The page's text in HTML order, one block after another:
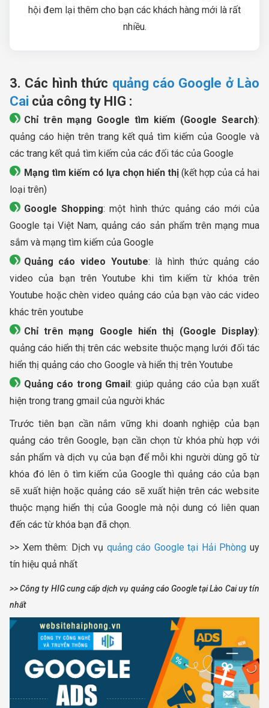
hội đem lại thêm cho bạn các khách hàng mới là rất
nhiều.
3. Các hình thức quảng cáo Google ở Lào
Cai của công ty HIG :
Chỉ trên mạng Google tìm kiếm (Google Search):
quảng cáo hiện trên trang kết quả tìm kiếm của Google và
các trang kết quả tìm kiếm của các đối tác của Google
Mạng tìm kiếm có lựa chọn hiển thị(kết hợp của cả hai
loại trên)
Google Shopping: một hình thức quảng cáo mới của
Google tại Việt Nam, quảng cáo sản phẩm trên mạng mua
sắm và mạng tìm kiếm của Google
Quảng cáo video Youtube: là hình thức quảng cáo
video của bạn trên Youtube khi tìm kiếm từ khóa trên
Youtube hoặc chèn video quảng cáo của bạn vào các video
khác trên youtube
Chỉ trên mạng Google hiển thị (Google Display):
quảng cáo hiển thị trên các website thuộc mạng lưới đối tác
hiển thị quảng cáo cho Google và hiển thị trên Youtube
Quảng cáo trong Gmail: giúp quảng cáo của bạn xuất
hiện trong trang gmail của người khác
Trước tiên bạn cần nắm vững khi doanh nghiệp của bạn
quảng cáo trên Google, bạn cần chọn từ khóa phù hợp với
sản phẩm và dịch vụ của bạn để mỗi khi người dùng gõ từ
khóa đó lên ô tìm kiếm của Google thì quảng cáo của bạn
sẽ xuất hiện hoặc quảng cáo sẽ xuất hiện trên các website
thuộc mạng hiển thị của Google mà nội dung có liên quan
đến các từ khóa bạn đã chọn.
>> Xem thêm: Dịch vụ quảng cáo Google tại Hải Phòng uy
tín hiệu quả nhất
>> Công ty HIG cung cấp dịch vụ quảng cáo Google tại Lào Cai uy tín
nhất